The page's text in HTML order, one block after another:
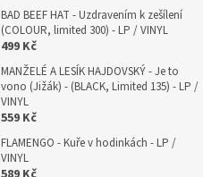
BAD BEEF HAT - Uzdravením k zešílení
(COLOUR, limited 300) - LP / VINYL
499 Kč
MANŽELÉ A LESÍK HAJDOVSKÝ - Je to
vono (Jižák) - (BLACK, Limited 135) - LP /
VINYL
559 Kč
FLAMENGO - Kuře v hodinkách - LP /
VINYL